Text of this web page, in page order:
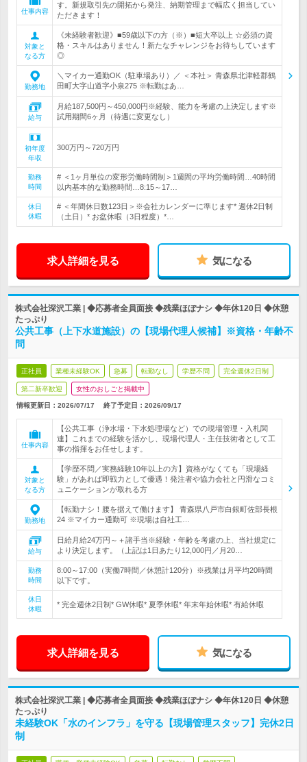
仕事内容
す。新規取引先の開拓から発注、納期管理まで幅広く担当してい
ただきます！
対象と
なる方
《未経験者歓迎》■59歳以下の方（※）■短大卒以上 ☆必須の資
格・スキルはありません！新たなチャレンジをお待ちしています
◎
勤務地
＼マイカー通勤OK（駐車場あり）／ ＜本社＞ 青森県北津軽郡鶴
田町大字山道字小泉275 ※転勤はあ…
給与
月給187,500円～450,000円※経験、能力を考慮の上決定します※
試用期間6ヶ月（待遇に変更なし）
初年度
年収
300万円～720万円
勤務
時間
# ＜1ヶ月単位の変形労働時間制＞1週間の平均労働時間…40時間
以内基本的な勤務時間…8:15～17…
休日
休暇
# ＜年間休日数123日＞※会社カレンダーに準じます* 週休2日制
（土日）* お盆休暇（3日程度）*…
求人詳細を見る 気になる
株式会社深沢工業 | ◆応募者全員面接 ◆残業ほぼナシ ◆年休120日 ◆休憩
たっぷり
公共工事（上下水道施設）の【現場代理人候補】※資格・年齢不
問
正社員 業種未経験OK 急募 転勤なし 学歴不問 完全週休2日制
第二新卒歓迎 女性のおしごと掲載中
情報更新日：2026/07/17 終了予定日： 2026/09/17
仕事内容
【公共工事（浄水場・下水処理場など）での現場管理・入札関
連】これまでの経験を活かし、現場代理人・主任技術者として工
事の指揮をお任せします。
対象と
なる方
【学歴不問／実務経験10年以上の方】資格がなくても「現場経
験」があれば即戦力として優遇！発注者や協力会社と円滑なコミ
ュニケーションが取れる方
勤務地
【転勤ナシ！腰を据えて働けます】 青森県八戸市白銀町佐部長根
24 ※マイカー通勤可 ※現場は自社工…
給与
日給月給24万円～＋諸手当※経験・年齢を考慮の上、当社規定に
より決定します。（上記は1日あたり12,000円／月20…
勤務
時間
8:00～17:00（実働7時間／休憩計120分）※残業は月平均20時間
以下です。
休日
休暇
* 完全週休2日制* GW休暇* 夏季休暇* 年末年始休暇* 有給休暇
求人詳細を見る 気になる
株式会社深沢工業 | ◆応募者全員面接 ◆残業ほぼナシ ◆年休120日 ◆休憩
たっぷり
未経験OK「水のインフラ」を守る【現場管理スタッフ】完休2日
制